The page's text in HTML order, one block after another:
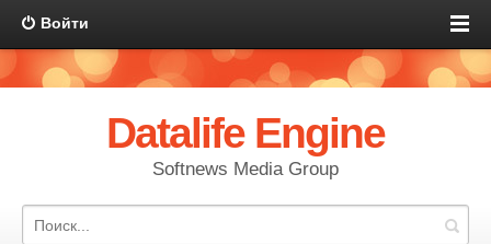
Войти
Datalife Engine
Softnews Media Group